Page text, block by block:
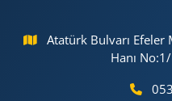
Atatürk Bulvarı Efeler
Hanı